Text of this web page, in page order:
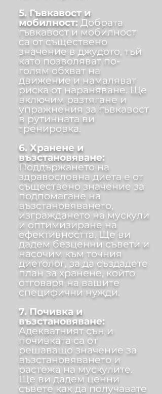
5. Гъвкавост и
мобилност: Добрата
гъвкавост и мобилност
са от съществено
значение в джудото, тъй
като позволяват по-
голям обхват на
движение и намаляват
риска от нараняване. Ще
включим разтягане и
упражнения за гъвкавост
в рутинната ви
тренировка.
6. Хранене и
възстановяване:
Поддържането на
здравословна диета е от
съществено значение за
подпомагане на
възстановяването,
изграждането на мускули
и оптимизиране на
ефективността. Ще ви
дадем безценни съвети и
насочим към точния
диетолог, за да създадете
план за хранене, който
отговаря на вашите
специфични нужди.
7. Почивка и
възстановяване:
Адекватният сън и
почивката са от
решаващо значение за
възстановяването и
растежа на мускулите.
Ще ви дадем ценни
съвете как да получавате